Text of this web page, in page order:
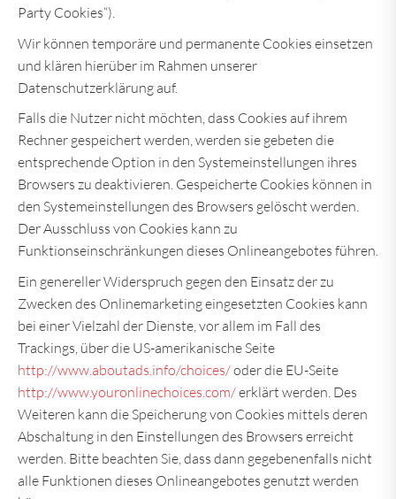
Party Cookies“).
Wir können temporäre und permanente Cookies einsetzen
und klären hierüber im Rahmen unserer
Datenschutzerklärung auf.
Falls die Nutzer nicht möchten, dass Cookies auf ihrem
Rechner gespeichert werden, werden sie gebeten die
entsprechende Option in den Systemeinstellungen ihres
Browsers zu deaktivieren. Gespeicherte Cookies können in
den Systemeinstellungen des Browsers gelöscht werden.
Der Ausschluss von Cookies kann zu
Funktionseinschränkungen dieses Onlineangebotes führen.
Ein genereller Widerspruch gegen den Einsatz der zu
Zwecken des Onlinemarketing eingesetzten Cookies kann
bei einer Vielzahl der Dienste, vor allem im Fall des
Trackings, über die US-amerikanische Seite
http://www.aboutads.info/choices/oder die EU-Seite
http://www.youronlinechoices.com/erklärt werden. Des
Weiteren kann die Speicherung von Cookies mittels deren
Abschaltung in den Einstellungen des Browsers erreicht
werden. Bitte beachten Sie, dass dann gegebenenfalls nicht
alle Funktionen dieses Onlineangebotes genutzt werden